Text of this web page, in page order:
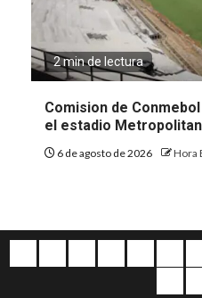
2 min de lectura
Comision de
el estadio
6 de agosto de 2026 Hora